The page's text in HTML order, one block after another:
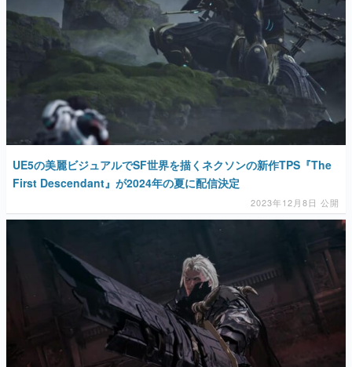
UE5の美麗ビジュアルでSF世界を描くネクソンの新作TPS『The
First Descendant』が2024年の夏に配信決定
2023年12月8日 公開